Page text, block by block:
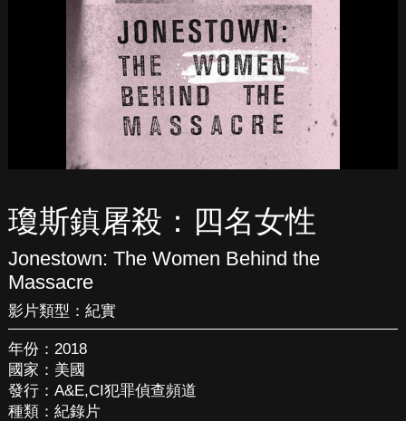
瓊斯鎮屠殺：四名女性
Jonestown: The Women Behind the
Massacre
影片類型： 紀實
年份：2018
國家：美國
發行：A&E,CI犯罪偵查頻道
種類：紀錄片